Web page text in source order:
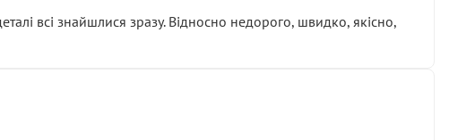
всі знайшлися зразу. Відносно недорого, швидко, якісно,